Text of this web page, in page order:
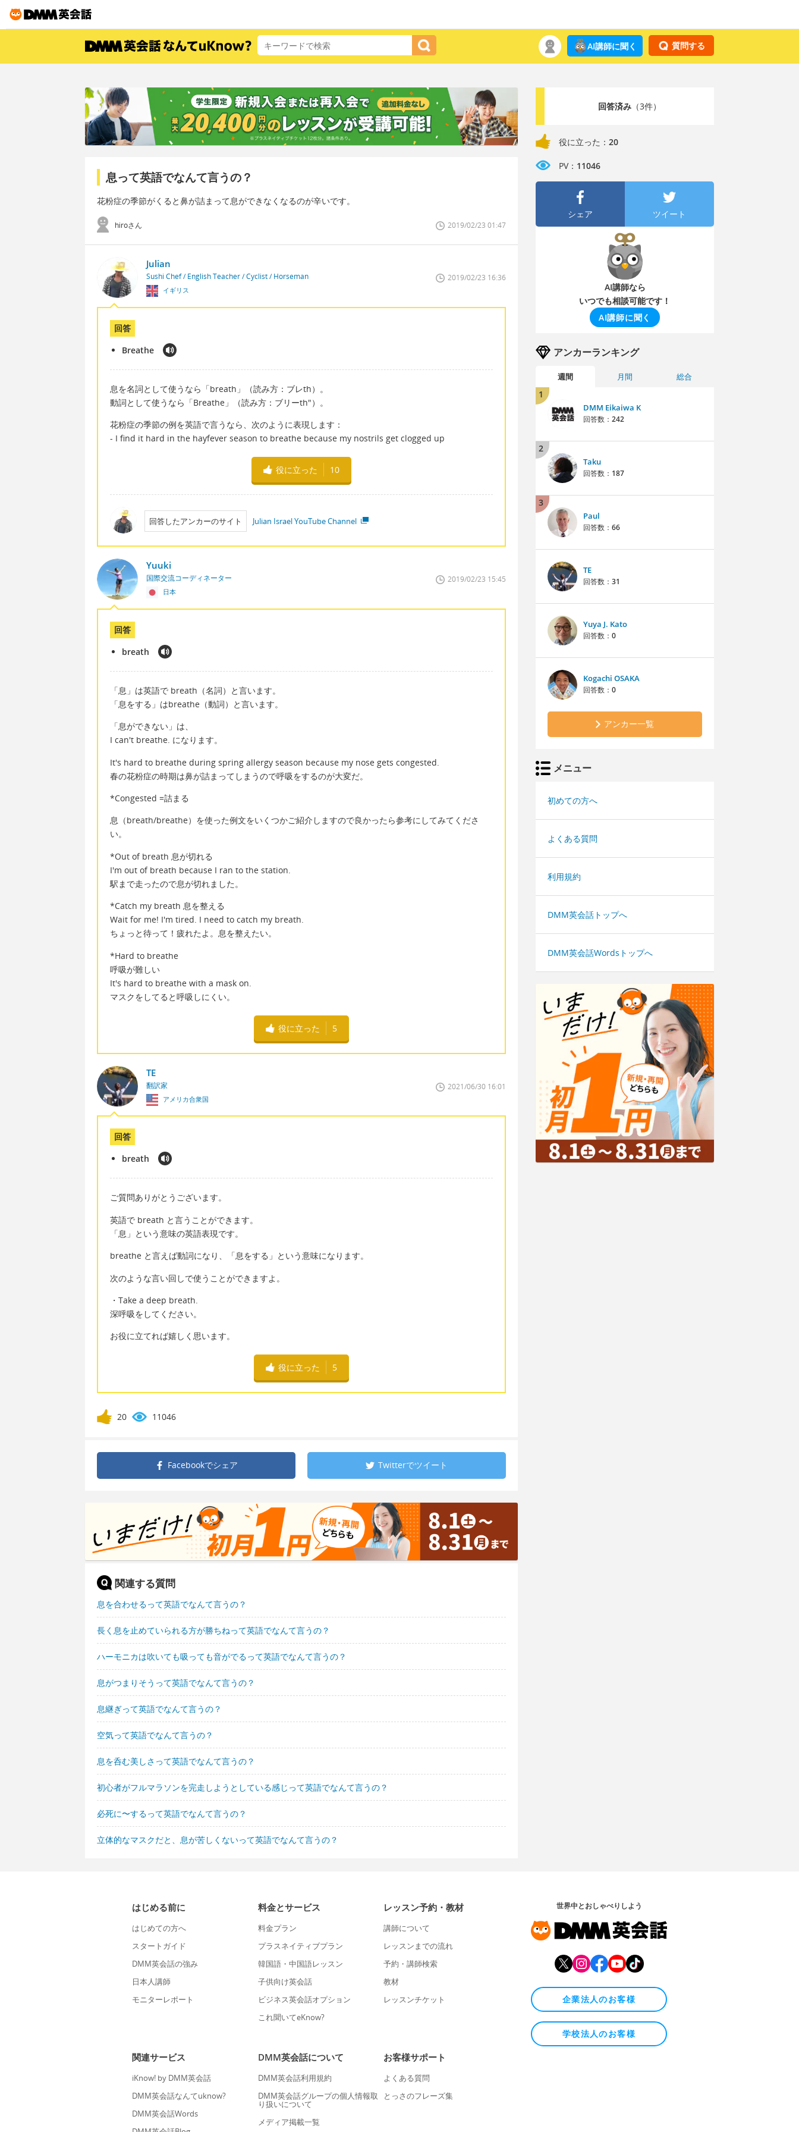
質問する
AI講師に聞く
息って英語でなんて言うの？
花粉症の季節がくると鼻が詰まって息ができなくなるのが辛いです。
hiroさん 2019/02/23 01:47
Julian
Sushi Chef / English Teacher / Cyclist / Horseman
イギリス
2019/02/23 16:36
回答
Breathe
息を名詞として使うなら「breath」（読み方：ブレth）。
動詞として使うなら「Breathe」（読み方：ブリーth"）。
花粉症の季節の例を英語で言うなら、次のように表現します：
- I find it hard in the hayfever season to breathe because my nostrils get clogged up
役に立った 10
回答したアンカーのサイト Julian Israel YouTube Channel
Yuuki
国際交流コーディネーター
日本
2019/02/23 15:45
回答
breath
「息」は英語で breath（名詞）と言います。
「息をする」はbreathe（動詞）と言います。
「息ができない」は、
I can't breathe. になります。
It's hard to breathe during spring allergy season because my nose gets congested.
春の花粉症の時期は鼻が詰まってしまうので呼吸をするのが大変だ。
*Congested =詰まる
息（breath/breathe）を使った例文をいくつかご紹介しますので良かったら参考にしてみてくださ
い。
*Out of breath 息が切れる
I'm out of breath because I ran to the station.
駅まで走ったので息が切れました。
*Catch my breath 息を整える
Wait for me! I'm tired. I need to catch my breath.
ちょっと待って！疲れたよ。息を整えたい。
*Hard to breathe
呼吸が難しい
It's hard to breathe with a mask on.
マスクをしてると呼吸しにくい。
役に立った 5
TE
翻訳家
アメリカ合衆国
2021/06/30 16:01
回答
breath
ご質問ありがとうございます。
英語で breath と言うことができます。
「息」という意味の英語表現です。
breathe と言えば動詞になり、「息をする」という意味になります。
次のような言い回しで使うことができますよ。
・Take a deep breath.
深呼吸をしてください。
お役に立てれば嬉しく思います。
役に立った 5
20 11046
Facebookでシェア Twitterでツイート
関連する質問
息を合わせるって英語でなんて言うの？
長く息を止めていられる方が勝ちねって英語でなんて言うの？
ハーモニカは吹いても吸っても音がでるって英語でなんて言うの？
息がつまりそうって英語でなんて言うの？
息継ぎって英語でなんて言うの？
空気って英語でなんて言うの？
息を呑む美しさって英語でなんて言うの？
初心者がフルマラソンを完走しようとしている感じって英語でなんて言うの？
必死に〜するって英語でなんて言うの？
立体的なマスクだと、息が苦しくないって英語でなんて言うの？
回答済み（3件）
役に立った： 20
PV： 11046
シェア ツイート
AI講師なら
いつでも相談可能です！
AI講師に聞く
アンカーランキング
週間 月間 総合
1
DMM Eikaiwa K
回答数： 242
2
Taku
回答数： 187
3
Paul
回答数： 66
TE
回答数： 31
Yuya J. Kato
回答数： 0
Kogachi OSAKA
回答数： 0
アンカー一覧
メニュー
初めての方へ
よくある質問
利用規約
DMM英会話トップへ
DMM英会話Wordsトップへ
はじめる前に
はじめての方へ
スタートガイド
DMM英会話の強み
日本人講師
モニターレポート
料金とサービス
料金プラン
プラスネイティブプラン
韓国語・中国語レッスン
子供向け英会話
ビジネス英会話オプション
これ聞いてeKnow?
レッスン予約・教材
講師について
レッスンまでの流れ
予約・講師検索
教材
レッスンチケット
関連サービス
iKnow! by DMM英会話
DMM英会話なんてuknow?
DMM英会話Words
DMM英会話について
DMM英会話利用規約
DMM英会話グループの個人情報取
り扱いについて
メディア掲載一覧
お客様サポート
よくある質問
とっさのフレーズ集
世界中とおしゃべりしよう
企業法人のお客様
学校法人のお客様